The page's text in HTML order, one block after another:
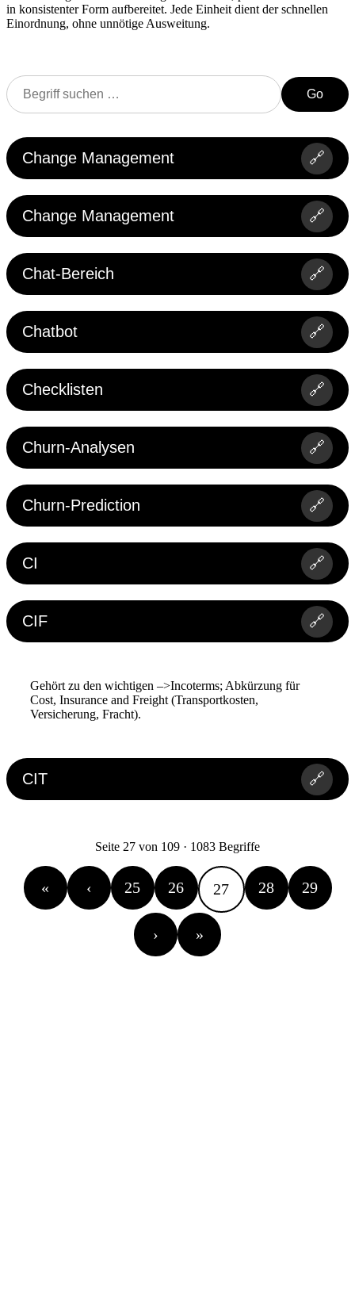
in konsistenter Form aufbereitet. Jede Einheit dient der schnellen
Einordnung, ohne unnötige Ausweitung.
Go
Change Management 🔗
Change Management 🔗
Chat-Bereich 🔗
Chatbot 🔗
Checklisten 🔗
Churn-Analysen 🔗
Churn-Prediction 🔗
CI 🔗
CIF 🔗
Gehört zu den wichtigen –>Incoterms; Abkürzung für
Cost, Insurance and Freight (Transportkosten,
Versicherung, Fracht).
CIT 🔗
Seite 27 von 109 · 1083 Begriffe
« ‹ 25 26 27 28 29
› »